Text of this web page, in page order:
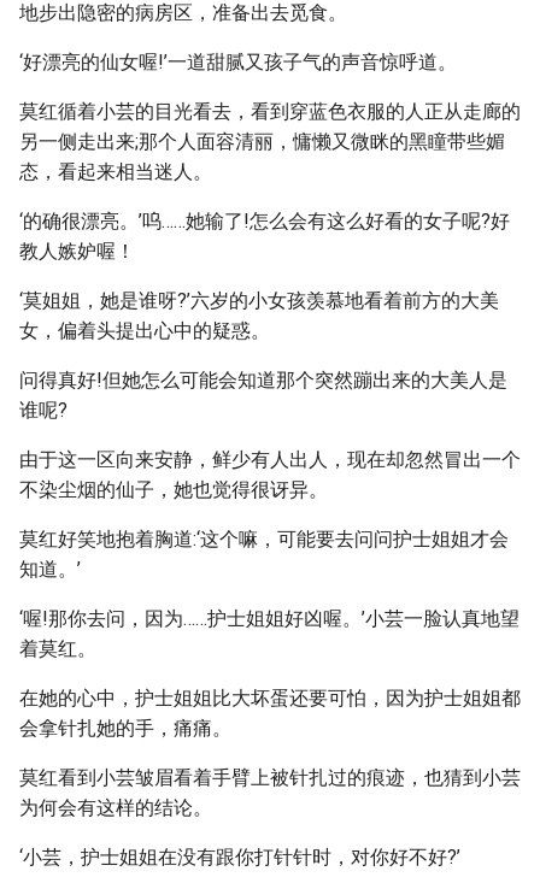
地步出隐密的病房区，准备出去觅食。
‘好漂亮的仙女喔!’一道甜腻又孩子气的声音惊呼道。
莫红循着小芸的目光看去，看到穿蓝色衣服的人正从走廊的
另一侧走出来;那个人面容清丽，慵懒又微眯的黑瞳带些媚
态，看起来相当迷人。
‘的确很漂亮。’呜……她输了!怎么会有这么好看的女子呢?好
教人嫉妒喔！
‘莫姐姐，她是谁呀?’六岁的小女孩羡慕地看着前方的大美
女，偏着头提出心中的疑惑。
问得真好!但她怎么可能会知道那个突然蹦出来的大美人是
谁呢?
由于这一区向来安静，鲜少有人出人，现在却忽然冒出一个
不染尘烟的仙子，她也觉得很讶异。
莫红好笑地抱着胸道:‘这个嘛，可能要去问问护士姐姐才会
知道。’
‘喔!那你去问，因为……护士姐姐好凶喔。’小芸一脸认真地望
着莫红。
在她的心中，护士姐姐比大坏蛋还要可怕，因为护士姐姐都
会拿针扎她的手，痛痛。
莫红看到小芸皱眉看着手臂上被针扎过的痕迹，也猜到小芸
为何会有这样的结论。
‘小芸，护士姐姐在没有跟你打针针时，对你好不好?’